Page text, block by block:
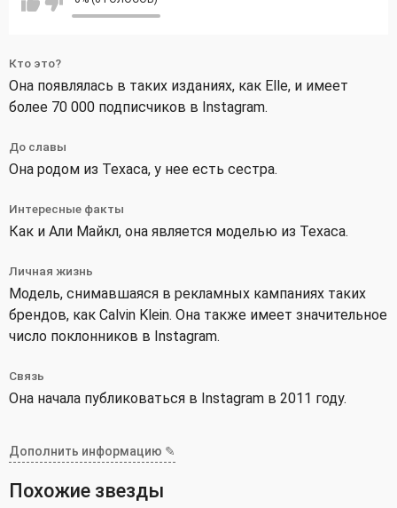
Кто это?
Она появлялась в таких изданиях, как Elle, и имеет
более 70 000 подписчиков в Instagram.
До славы
Она родом из Техаса, у нее есть сестра.
Интересные факты
Как и Али Майкл, она является моделью из Техаса.
Личная жизнь
Модель, снимавшаяся в рекламных кампаниях таких
брендов, как Calvin Klein. Она также имеет значительное
число поклонников в Instagram.
Связь
Она начала публиковаться в Instagram в 2011 году.
Дополнить информацию ✎
Похожие звезды